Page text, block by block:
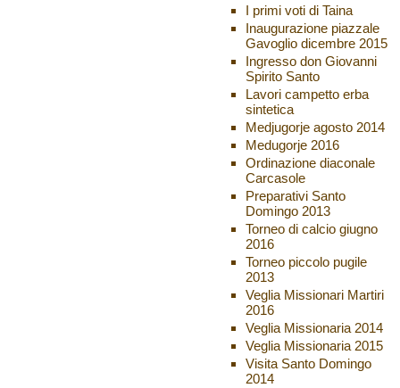
I primi voti di Taina
Inaugurazione piazzale
Gavoglio dicembre 2015
Ingresso don Giovanni
Spirito Santo
Lavori campetto erba
sintetica
Medjugorje agosto 2014
Medugorje 2016
Ordinazione diaconale
Carcasole
Preparativi Santo
Domingo 2013
Torneo di calcio giugno
2016
Torneo piccolo pugile
2013
Veglia Missionari Martiri
2016
Veglia Missionaria 2014
Veglia Missionaria 2015
Visita Santo Domingo
2014